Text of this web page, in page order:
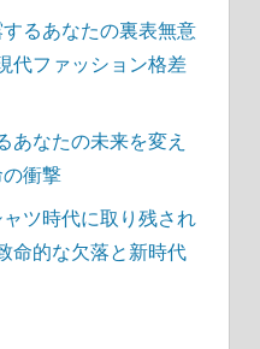
るあなたの裏表無意
代ファッション格差
あなたの未来を変え
衝撃
ツ時代に取り残され
命的な欠落と新時代